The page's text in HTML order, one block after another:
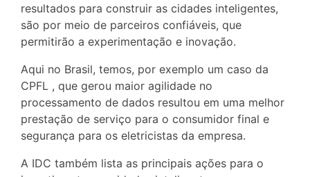
resultados para construir as cidades inteligentes,
são por meio de parceiros confiáveis, que
permitirão a experimentação e inovação.
Aqui no Brasil, temos, por exemplo um caso da
CPFL , que gerou maior agilidade no
processamento de dados resultou em uma melhor
prestação de serviço para o consumidor final e
segurança para os eletricistas da empresa.
A IDC também lista as principais ações para o